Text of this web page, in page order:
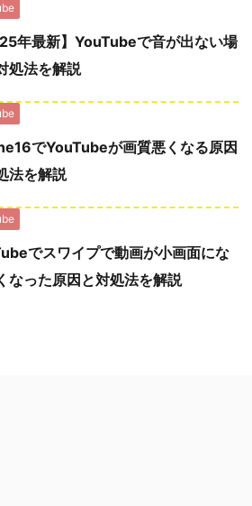
年最新】YouTubeで音が出ない場
処法を解説
でYouTubeが画質悪くなる原因
法を解説
でスワイプで動画が小画面にな
なった原因と対処法を解説